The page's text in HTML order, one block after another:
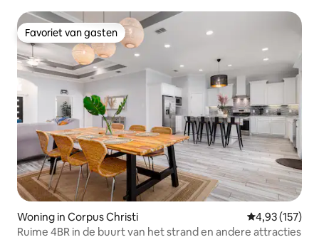
Favoriet van gasten
Favoriet van gasten
Woning in Corpus Christi Gemiddelde
4,93 (157)
Ruime 4BR in de buurt van het strand en andere attracties